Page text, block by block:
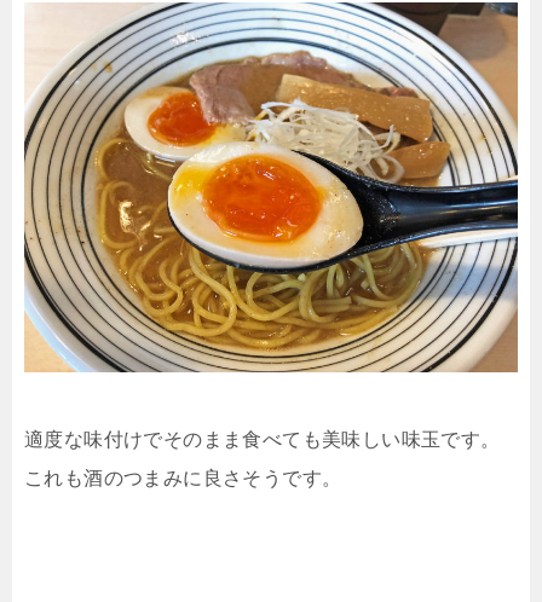
適度な味付けでそのまま食べても美味しい味玉です。
これも酒のつまみに良さそうです。